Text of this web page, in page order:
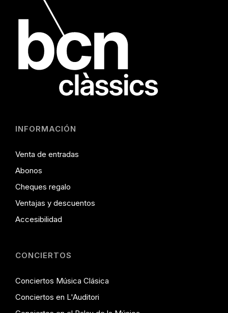
INFORMACIÓN
Venta de entradas
Abonos
Cheques regalo
Ventajas y descuentos
Accesibilidad
CONCIERTOS
Conciertos Música Clásica
Conciertos en L'Auditori